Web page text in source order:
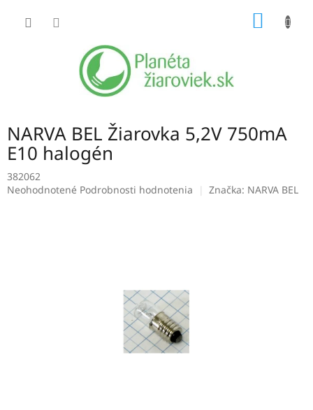
NARVA BEL Žiarovka 5,2V 750mA
E10 halogén
382062
Priemerné
Neohodnotené Podrobnosti hodnotenia Značka: NARVA BEL